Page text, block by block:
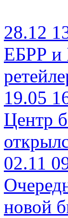
28.12
ЕБРР и
19.05
Центр
02.11
новой